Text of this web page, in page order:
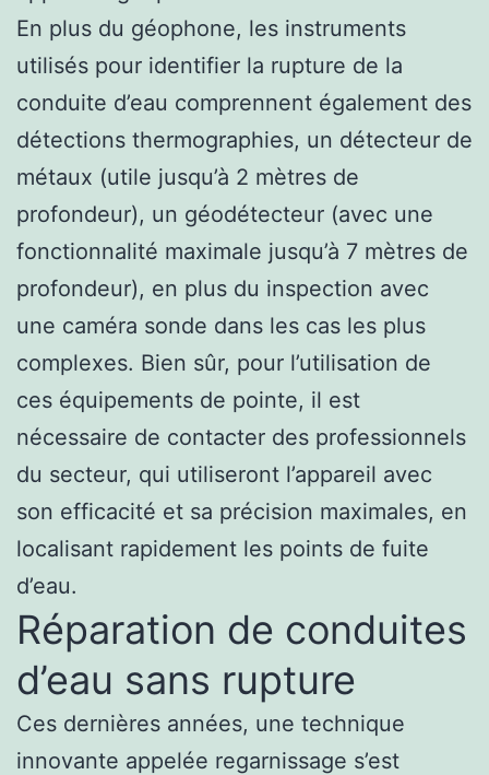
En plus du géophone, les instruments
utilisés pour identifier la rupture de la
conduite d’eau comprennent également des
détections thermographies, un détecteur de
métaux (utile jusqu’à 2 mètres de
profondeur), un géodétecteur (avec une
fonctionnalité maximale jusqu’à 7 mètres de
profondeur), en plus du inspection avec
une caméra sonde dans les cas les plus
complexes. Bien sûr, pour l’utilisation de
ces équipements de pointe, il est
nécessaire de contacter des professionnels
du secteur, qui utiliseront l’appareil avec
son efficacité et sa précision maximales, en
localisant rapidement les points de fuite
d’eau.
Réparation de conduites
d’eau sans rupture
Ces dernières années, une technique
innovante appelée regarnissage s’est